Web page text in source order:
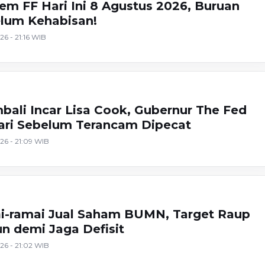
FF Hari Ini 8 Agustus 2026, Buruan
Kehabisan!
- 21:16 WIB
Incar Lisa Cook, Gubernur The Fed
Sebelum Terancam Dipecat
- 21:09 WIB
ramai Jual Saham BUMN, Target Raup
demi Jaga Defisit
- 21:02 WIB